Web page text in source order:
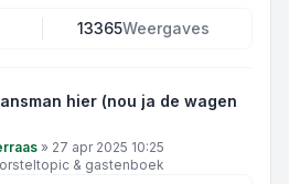
13365Weergaves
hier (nou ja de wagen
» 27 apr 2025 10:25
& gastenboek